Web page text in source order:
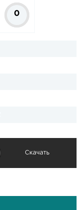
0
Скачать